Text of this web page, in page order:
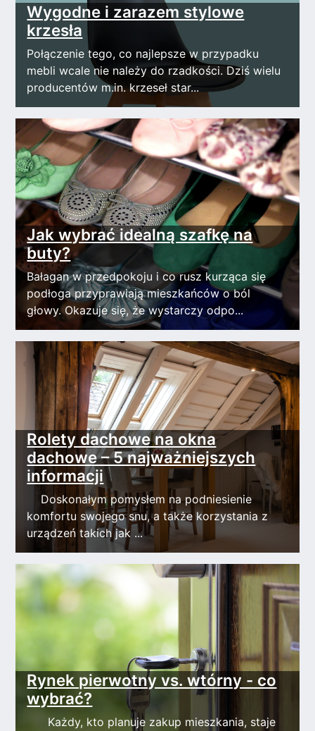
Wygodne i zarazem stylowe
krzesła
Połączenie tego, co najlepsze w przypadku
mebli wcale nie należy do rzadkości. Dziś wielu
producentów m.in. krzeseł star...
Jak wybrać idealną szafkę na
buty?
Bałagan w przedpokoju i co rusz kurząca się
podłoga przyprawiają mieszkańców o ból
głowy. Okazuje się, że wystarczy odpo...
Rolety dachowe na okna
dachowe – 5 najważniejszych
informacji
Doskonałym pomysłem na podniesienie
komfortu swojego snu, a także korzystania z
urządzeń takich jak ...
Rynek pierwotny vs. wtórny - co
wybrać?
Każdy, kto planuje zakup mieszkania, staje